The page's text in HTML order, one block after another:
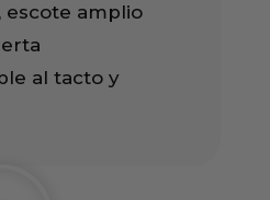
escote amplio
al tacto y